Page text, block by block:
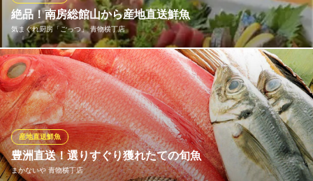
京急本線青物横丁駅 徒歩1分
東京都品川区南品川3-5-3 青横ビル4F
絶品！南房総館山から産地直送鮮魚
気まぐれ厨房「ごっつ」 青物横丁店
旬の食材を使用した創作料理がウリです！！鮮魚は南房総館山か
ら直送で鮮度抜群！！ こだわりの日本酒と合わせてお召し上がり
ください♪
気まぐれ厨房「ごっつ」 青物横丁店
宴会 和食 貸切
京浜急行線青物横丁駅 徒歩2分
東京都品川区南品川3-6-3 佐瀬ビル2F
豊洲直送！選りすぐり獲れたての旬魚
まかないや 青物横丁店
産地直送鮮魚